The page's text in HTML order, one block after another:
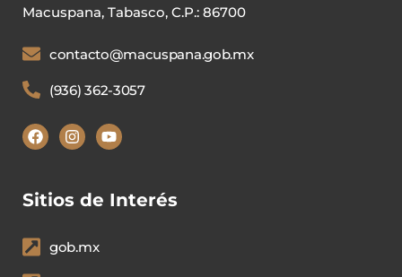
Macuspana, Tabasco, C.P.: 86700
contacto@macuspana.gob.mx
(936) 362-3057
Sitios de Interés
gob.mx